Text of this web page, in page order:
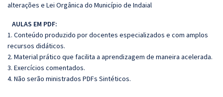
alterações e Lei Orgânica do Município de Indaial
AULAS EM PDF:
1. Conteúdo produzido por docentes especializados e com amplos
recursos didáticos.
2. Material prático que facilita a aprendizagem de maneira acelerada.
3. Exercícios comentados.
4. Não serão ministrados PDFs Sintéticos.